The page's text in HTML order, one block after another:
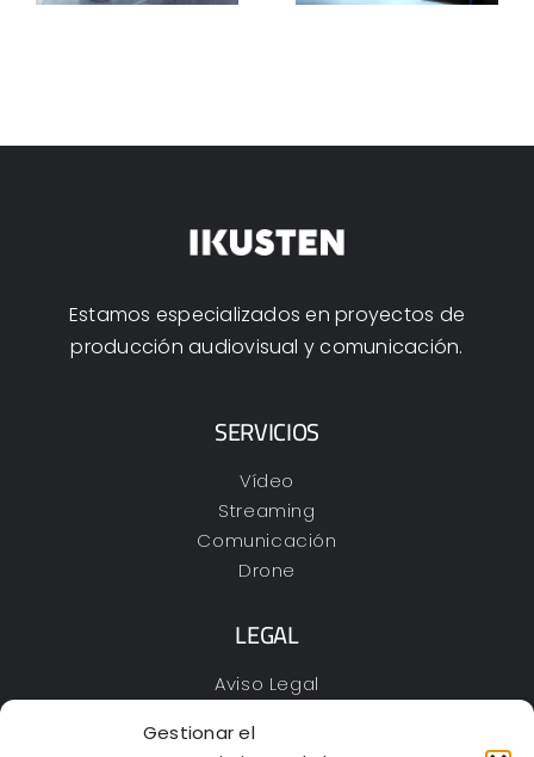
Gestionar el
Estamos especializados en proyectos de
producción audiovisual y comunicación.
SERVICIOS
Vídeo
Streaming
Comunicación
Drone
LEGAL
Aviso Legal
Cookies